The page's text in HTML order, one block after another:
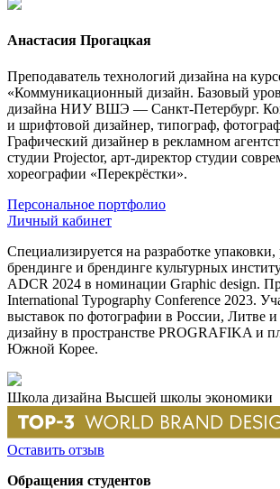
Анастасия Прогацкая
Преподаватель технологий дизайна на
«Коммуникационный дизайн. Базовый
дизайна НИУ ВШЭ — Санкт-Петербург.
и шрифтовой дизайнер, типограф,
Графический дизайнер в рекламном
студии Projector, арт-директор студии
хореографии «Перекрёстки».
Персональное портфолио
Личный кабинет
Специализируется на разработке
брендинге и брендинге культурных
ADCR 2024 в номинации Graphic design.
International Typography Conference 2023.
выставок по фотографии в России, Литве
дизайну в пространстве PROGRAFIKA и
Южной Корее.
Школа дизайна Высшей школы экономики
Оставить отзыв
Обращения студентов